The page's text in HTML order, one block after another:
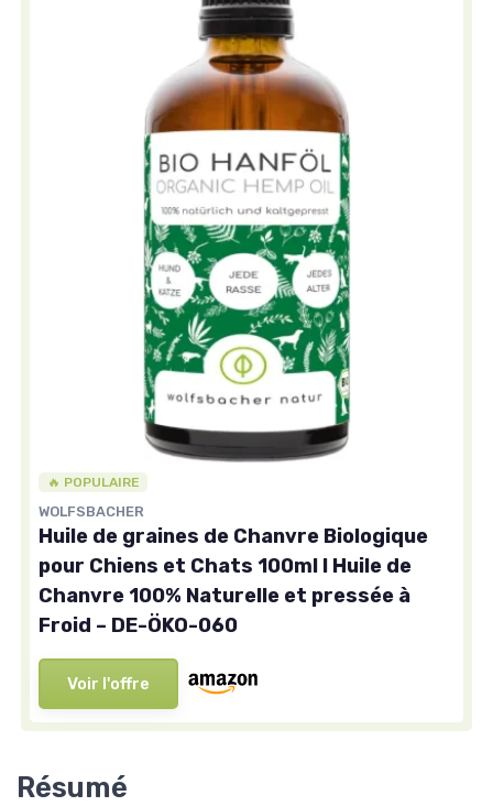
🔥 POPULAIRE
WOLFSBACHER
Huile de graines de Chanvre Biologique
pour Chiens et Chats 100ml I Huile de
Chanvre 100% Naturelle et pressée à
Froid – DE-ÖKO-060
Voir l'offre
Résumé